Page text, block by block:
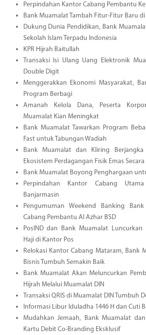
Perpindahan Kantor Cabang Pembantu
Bank Muamalat Tambah Fitur-Fitur Baru
Dukung Dunia Pendidikan, Bank
Sekolah Islam Terpadu Indonesia
KPR Hijrah Baitullah
Transaksi Isi Ulang Uang Elektronik
Double Digit
Menggerakkan Ekonomi Masyarakat,
Program Berbagi
Amanah Kelola Dana, Peserta
Muamalat Kian Meningkat
Bank Muamalat Tawarkan Program
Fast untuk Tabungan Wadiah
Bank Muamalat dan Kliring Berjangka
Ekosistem Perdagangan Fisik Emas Secara
Bank Muamalat Boyong Penghargaan
Perpindahan Kantor Cabang
Banjarmasin
Pengumuman Weekend Banking
Cabang Pembantu Al Azhar BSD
PosIND dan Bank Muamalat Luncurkan
Haji di Kantor Pos
Relokasi Kantor Cabang Mataram, Bank
Bisnis Tumbuh Semakin Baik
Bank Muamalat Akan Meluncurkan
Hijrah Melalui Muamalat DIN
Transaksi QRIS di Muamalat DIN Tumbuh
Informasi Libur Iduladha 1446 H dan Cuti
Mudahkan Jemaah, Bank Muamalat
Kartu Debit Co-Branding Eksklusif